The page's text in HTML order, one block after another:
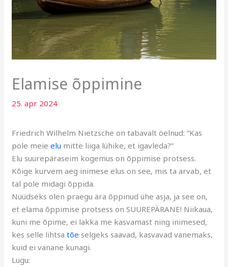
Elamise õppimine
25. apr 2024
Friedrich Wilhelm Nietzsche on tabavalt öelnud: “Kas
pole meieelu mitte liiga lühike, et igavleda?”
Elu suurepäraseim kogemus on õppimise protsess.
Kõige kurvem aeg inimese elus on see, mis ta arvab, et
tal pole midagi õppida.
Nüüdseks olen praegu ära õppinud ühe asja, ja see on,
et elama õppimise protsess on SUUREPÄRANE! Niikaua,
kuni me õpime, ei lakka me kasvamast ning inimesed,
kes selle lihtsatõe selgeks saavad, kasvavad vanemaks,
kuid ei vanane kunagi.
Lugu: